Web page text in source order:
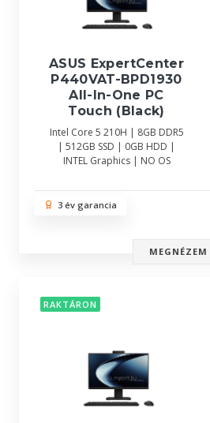
ASUS ExpertCenter
P440VAT-BPD1930
All-In-One PC
Touch (Black)
Intel Core 5 210H | 8GB DDR5
| 512GB SSD | 0GB HDD |
INTEL Graphics | NO OS
3 év garancia
MEGNÉZEM
RAKTÁRON